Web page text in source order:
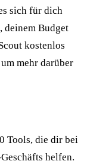
sich für dich
deinem Budget
kostenlos
mehr darüber
Tools, die dir bei
helfen.